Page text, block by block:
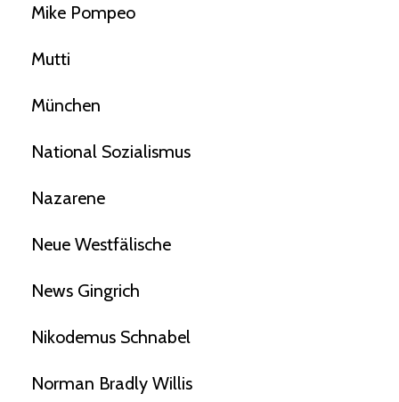
Mike Pompeo
Mutti
München
National Sozialismus
Nazarene
Neue Westfälische
News Gingrich
Nikodemus Schnabel
Norman Bradly Willis